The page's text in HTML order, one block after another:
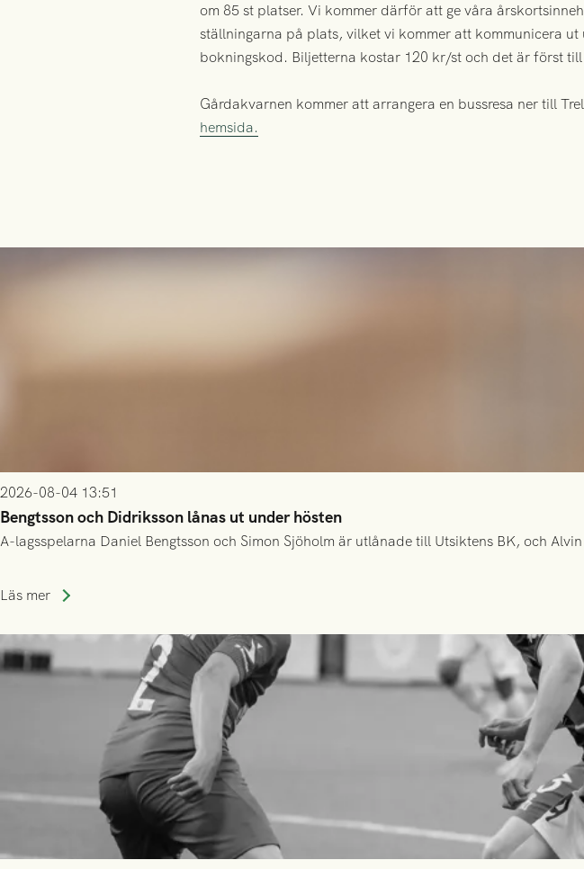
om 85 st platser. Vi kommer därför att ge våra
ställningarna på plats, vilket vi kommer att kommunicera
bokningskod. Biljetterna kostar 120 kr/st och det är först till
Gårdakvarnen kommer att arrangera en bussresa ner till
hemsida.
2026-08-04 13:51
Bengtsson och Didriksson lånas ut under hösten
A-lagsspelarna Daniel Bengtsson och Simon Sjöholm är utlånade till Utsiktens BK, och
Läs mer